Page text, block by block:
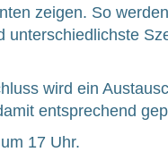
zei­gen. So
unter­schied­lichs­te
wird ein
ent­spre­chend
17 Uhr.